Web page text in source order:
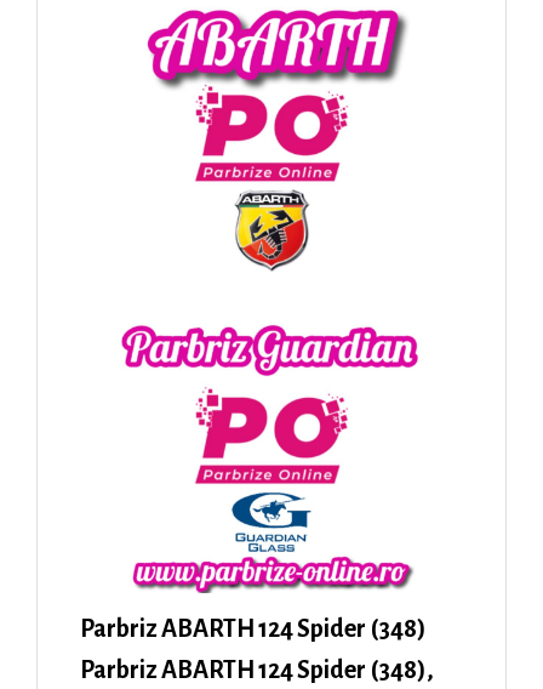
Parbriz ABARTH 124 Spider (348)
Parbriz ABARTH 124 Spider (348),